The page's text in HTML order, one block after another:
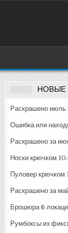
НОВЫЕ
Раскрашено
Ошибка или
Раскрашено за
Носки крючком
Пуловер крючком
Раскрашено за
Брошюра 6
Румбоксы из